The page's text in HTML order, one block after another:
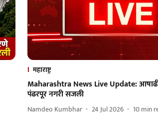
महाराष्ट्र
Maharashtra News Live Update: आषाढी
पंढरपूर नगरी सजली
Namdeo Kumbhar 24 Jul 2026 10min